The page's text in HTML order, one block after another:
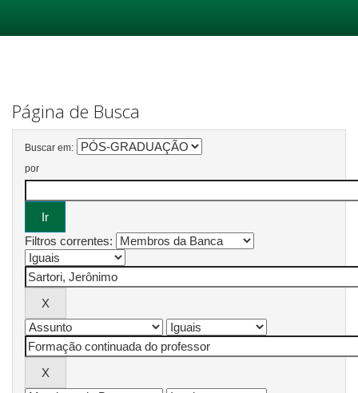
Página de Busca
Buscar em:
por
Filtros correntes: